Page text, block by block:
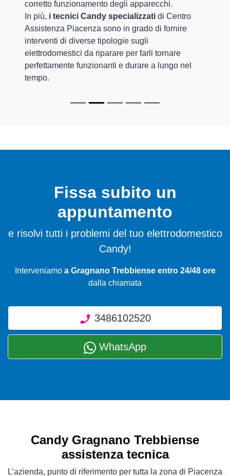
corretto funzionamento degli apparecchi.
In più, i tecnici Candy specializzati di Centro
Assistenza Piacenza sono in grado di fornire
interventi di diverse tipologie sugli
elettrodomestici da riparare per farli tornare
perfettamente funzionanti e durare a lungo nel
tempo.
Fissa subito un
appuntamento
e risolvi tutti i problemi del tuo elettrodomestico
Candy!
Interveniamo a Gragnano Trebbiense entro 24/48 ore
dalla chiamata
3486102520
WhatsApp
Candy Gragnano Trebbiense
assistenza tecnica
L’azienda, punto di riferimento per tutta la zona di Piacenza